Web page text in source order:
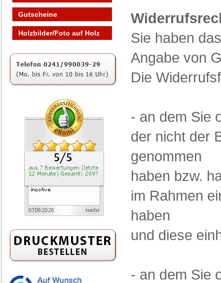
Gutscheine
Holzbilder/Foto auf Holz
Sie haben
Angabe von
Die
- an dem Sie
der nicht der
genommen
haben bzw.
im Rahmen
haben
und diese
- an dem Sie